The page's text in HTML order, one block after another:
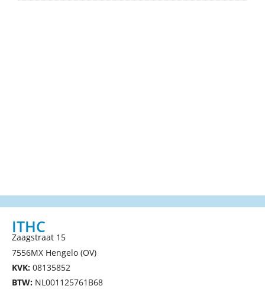
ITHC
Zaagstraat 15
7556MX Hengelo (OV)
KVK: 08135852
BTW: NL001125761B68